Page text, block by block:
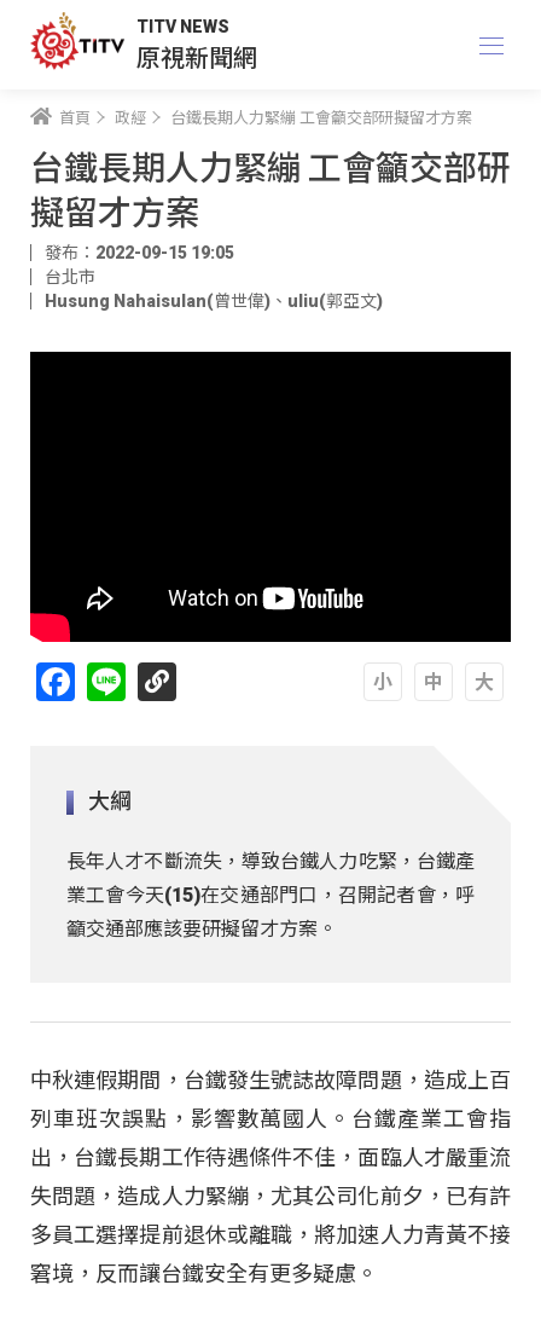
TITV NEWS
原視新聞網
首頁 政經 台鐵長期人力緊繃 工會籲交部研擬留才方案
台鐵長期人力緊繃 工會籲交部研
擬留才方案
發布：2022-09-15 19:05
台北市
Husung Nahaisulan(曾世偉) 、 uliu(郭亞文)
Facebook
Line
大綱
長年人才不斷流失，導致台鐵人力吃緊，台鐵產
業工會今天(15)在交通部門口，召開記者會，呼
籲交通部應該要研擬留才方案。
中秋連假期間，台鐵發生號誌故障問題，造成上百
列車班次誤點，影響數萬國人。台鐵產業工會指
出，台鐵長期工作待遇條件不佳，面臨人才嚴重流
失問題，造成人力緊繃，尤其公司化前夕，已有許
多員工選擇提前退休或離職，將加速人力青黃不接
窘境，反而讓台鐵安全有更多疑慮。